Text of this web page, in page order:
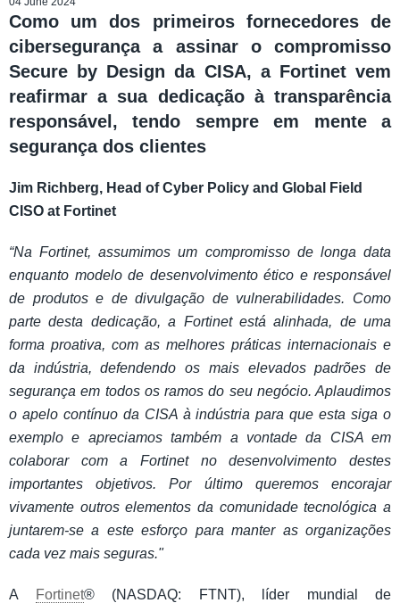
Como um dos primeiros fornecedores de
cibersegurança a assinar o compromisso
Secure by Design da CISA, a Fortinet vem
reafirmar a sua dedicação à transparência
responsável, tendo sempre em mente a
segurança dos clientes
Jim Richberg, Head of Cyber Policy and Global Field
CISO at Fortinet
“Na Fortinet, assumimos um compromisso de longa data
enquanto modelo de desenvolvimento ético e responsável
de produtos e de divulgação de vulnerabilidades. Como
parte desta dedicação, a Fortinet está alinhada, de uma
forma proativa, com as melhores práticas internacionais e
da indústria, defendendo os mais elevados padrões de
segurança em todos os ramos do seu negócio. Aplaudimos
o apelo contínuo da CISA à indústria para que esta siga o
exemplo e apreciamos também a vontade da CISA em
colaborar com a Fortinet no desenvolvimento destes
importantes objetivos. Por último queremos encorajar
vivamente outros elementos da comunidade tecnológica a
juntarem-se a este esforço para manter as organizações
cada vez mais seguras."
A Fortinet® (NASDAQ: FTNT), líder mundial de